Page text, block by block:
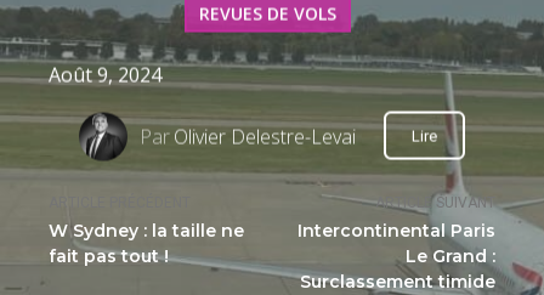
W Sydney : la taille ne
fait pas tout !
ARTICLE SUIVANT
Intercontinental Paris
Le Grand :
Surclassement timide
REVUES DE VOLS
Août 9, 2024
ParOlivier Delestre-Levai Lire